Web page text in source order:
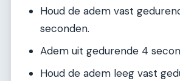
Houd de adem vast
seconden.
Adem uit gedurende 4
Houd de adem leeg vast